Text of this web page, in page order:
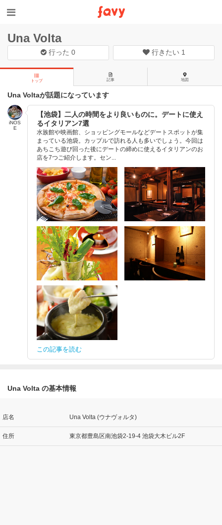
Una Volta
行った0 行きたい 1
トップ 記事 地図
Una Voltaが話題になっています
iNOS
E
【池袋】二人の時間をより良いものに。デートに使え
るイタリアン7選
水族館や映画館、ショッピングモールなどデートスポットが集
まっている池袋。カップルで訪れる人も多いでしょう。今回は
あちこち遊び回った後にデートの締めに使えるイタリアンのお
店を7つご紹介します。セン...
この記事を読む
Una Volta の基本情報
店名 Una Volta (ウナヴォルタ)
住所 東京都豊島区南池袋2-19-4 池袋大木ビル2F